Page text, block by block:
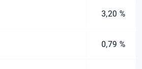
3,20 %
0,79 %